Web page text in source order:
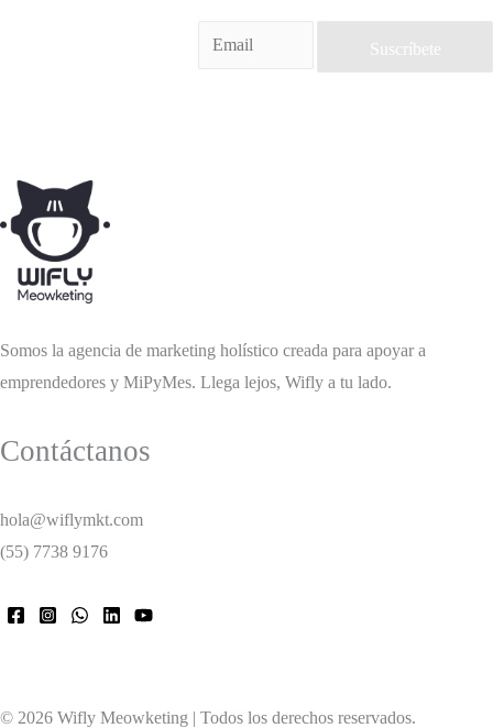
Suscríbete
Somos la agencia de marketing holístico creada para apoyar a
emprendedores y MiPyMes. Llega lejos, Wifly a tu lado.
Contáctanos
hola@wiflymkt.com
(55) 7738 9176
© 2026 Wifly Meowketing | Todos los derechos reservados.